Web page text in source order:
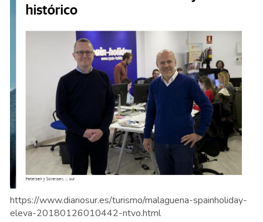
https://www.diariosur.es/turismo/malaguena-spainholiday-
eleva-20180126010442-ntvo.html